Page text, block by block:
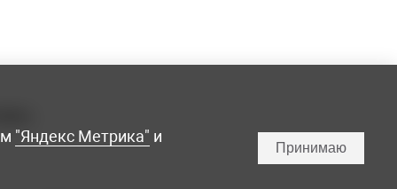
"Яндекс Метрика" и
Принимаю